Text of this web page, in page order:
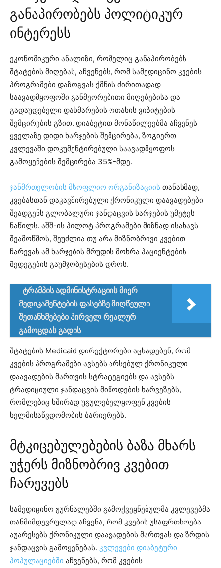
განაპირობებს პოლიტიკურ
ინტერესს
ეკონომიკური ანალიზი, რომელიც განაპირობებს
შტატების მიღებას, აჩვენებს, რომ სამედიცინო კვების
პროგრამები დაზოგვას ქმნის ძირითადად
საავადმყოფოში განმეორებითი მიღებებისა და
გადაუდებელი დახმარების ოთახის ვიზიტების
შემცირების გზით. დიაბეტით მონაწილეებმა აჩვენეს
ყველაზე დიდი ხარჯების შემცირება, ზოგიერთ
კვლევაში დოკუმენტირებული საავადმყოფოს
გამოყენების შემცირება 35%-მდე.
ჯანმრთელობის მსოფლიო ორგანიზაციის თანახმად,
კვებასთან დაკავშირებული ქრონიკული დაავადებები
შეადგენს გლობალური ჯანდაცვის ხარჯების უმეტეს
ნაწილს. აშშ-ის პილოტ პროგრამები მიზნად ისახავს
შეამოწმოს, შეუძლია თუ არა მიზნობრივი კვებით
ჩარევას ამ ხარჯების მრუდის მოხრა პაციენტების
შედეგების გაუმჯობესების დროს.
ტრამპის ადმინისტრაციის მიერ
მედიკამენტების ფასებზე მიღწეული
შეთანხმებები პირველ რეალურ
გამოცდას გადის
შტატების Medicaid დირექტორები აცხადებენ, რომ
კვების პროგრამები ავსებს არსებულ ქრონიკული
დაავადების მართვის სტრატეგიებს და ავსებს
ტრადიციული ჯანდაცვის მიწოდების ხარვეზებს,
რომლებიც ხშირად უგულებელყოფენ კვების
ხელმისაწვდომობის ბარიერებს.
მტკიცებულებების ბაზა მხარს
უჭერს მიზნობრივ კვებით
ჩარევებს
სამედიცინო ჟურნალებში გამოქვეყნებულმა კვლევებმა
თანმიმდევრულად აჩვენა, რომ კვების უსაფრთხოება
აუარესებს ქრონიკული დაავადების მართვას და ზრდის
ჯანდაცვის გამოყენებას. კვლევები დიაბეტური
პოპულაციებში აჩვენებს, რომ კვების